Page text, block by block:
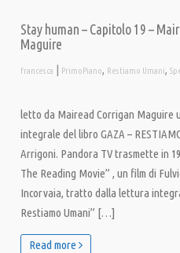
Stay human – Capitolo 19 –
Maguire
francesca | PrimoPiano, Restiamo Umani,
letto da Mairead Corrigan
integrale del libro GAZA –
Arrigoni. Pandora TV trasmette in
The Reading Movie” , un film di
Incorvaia, tratto dalla lettura
Restiamo Umani” […]
Read more